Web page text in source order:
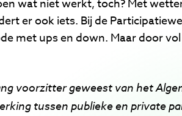
wat niet werkt, toch? Met
er ook iets. Bij de
met ups en down. Maar door
voorzitter geweest van het
tussen publieke en private